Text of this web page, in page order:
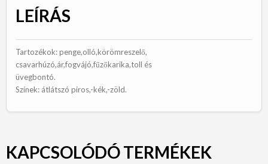
LEÍRÁS
Tartozékok: penge,olló,körömreszelő,
csavarhúzó,ár,fogvájó,fűzőkarika,toll és
üvegbontó.
Színek: átlátszó piros,-kék,-zöld.
KAPCSOLÓDÓ TERMÉKEK